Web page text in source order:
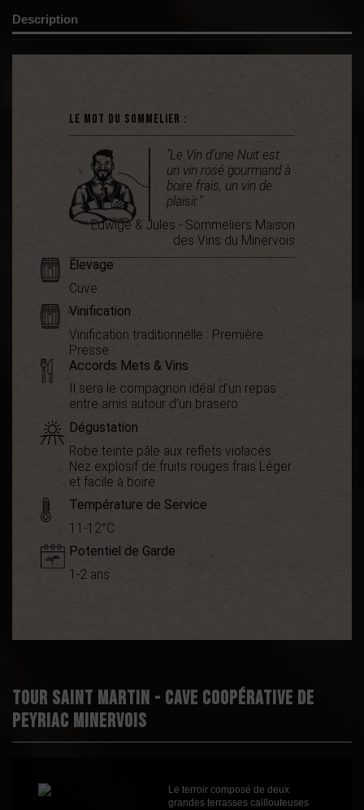
Description
Le mot du sommelier :
"Le Vin d’une Nuit est
un vin rosé gourmand à
boire frais, un vin de
plaisir."
Edwige & Jules - Sommeliers Maison
des Vins du Minervois
Élevage
Cuve
Vinification
Vinification traditionnelle : Première
Presse
Accords Mets & Vins
Il sera le compagnon idéal d’un repas
entre amis autour d’un brasero
Dégustation
Robe teinte pâle aux reflets violacés
Nez explosif de fruits rouges frais Léger
et facile à boire
Température de Service
11-12°C
Potentiel de Garde
1-2 ans
Fruité 4
Degré
Cépages
Cinsault
Rosé
Tour Saint Martin - Cave Coopérative de
Peyriac Minervois
Le terroir composé de deux
grandes terrasses caillouteuses